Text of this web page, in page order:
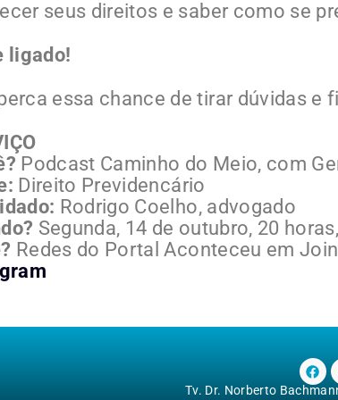
seus direitos e saber como se
ligado!
essa chance de tirar dúvidas e
Podcast Caminho do Meio, com
Direito Previdencário
Rodrigo Coelho, advogado
Segunda, 14 de outubro, 20
Redes do Portal Aconteceu em
Tv. Dr. Norberto